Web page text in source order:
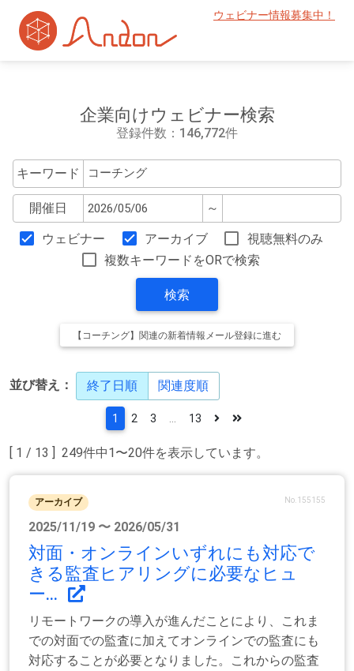
ウェビナー情報募集中！
企業向けウェビナー検索
登録件数：146,772件
キーワード
開催日 ～
ウェビナー アーカイブ
視聴無料のみ
複数キーワードをORで検索
検索
【コーチング】関連の新着情報メール登録に進む
並び替え： 終了日順 関連度順
[ 1 / 13 ] 249件中1〜20件を表示しています。
1 2 3 13
アーカイブ No.155155
2025/11/19 〜 2026/05/31
対面・オンラインいずれにも対応で
きる監査ヒアリングに必要なヒュ
ー...
リモートワークの導入が進んだことにより、これま
での対面での監査に加えてオンラインでの監査にも
対応することが必要となりました。これからの監査